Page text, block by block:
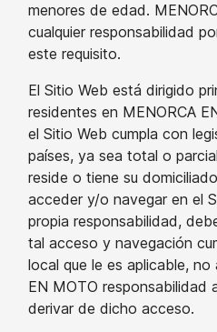
menores de edad.
cualquier responsabilidad
este requisito.
El Sitio Web está dirigido
residentes en MENORCA
el Sitio Web cumpla con
países, ya sea total o
reside o tiene su
acceder y/o navegar en el
propia responsabilidad,
tal acceso y navegación
local que le es aplicable, no
EN MOTO responsabilidad
derivar de dicho acceso.